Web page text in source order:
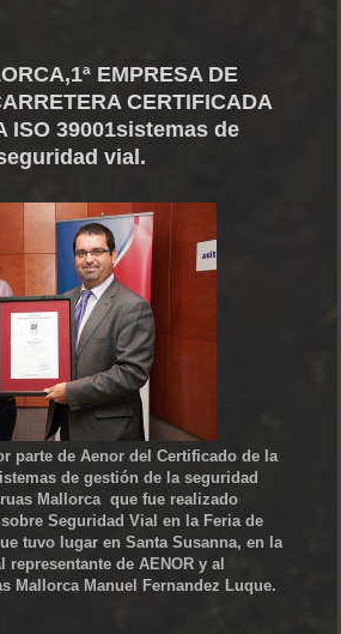
EMPRESA DE
CERTIFICADA
ISO 39001sistemas de
vial.
parte de Aenor del Certificado de la
de gestión de la seguridad
Mallorca que fue realizado
Seguridad Vial en la Feria de
tuvo lugar en Santa Susanna, en la
de AENOR y al
Mallorca Manuel Fernandez Luque.